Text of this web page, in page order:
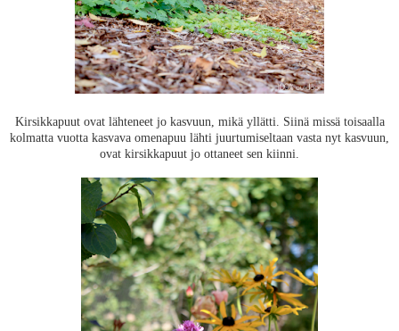
Kirsikkapuut ovat lähteneet jo kasvuun, mikä yllätti. Siinä missä toisaalla
kolmatta vuotta kasvava omenapuu lähti juurtumiseltaan vasta nyt kasvuun,
ovat kirsikkapuut jo ottaneet sen kiinni.